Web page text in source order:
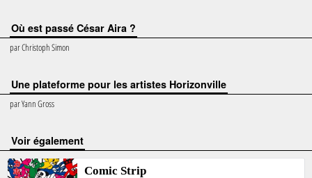
Où est passé César Aira ?
parChristoph Simon
Une plateforme pour les artistes Horizonville
parYann Gross
voir également
Comic Strip